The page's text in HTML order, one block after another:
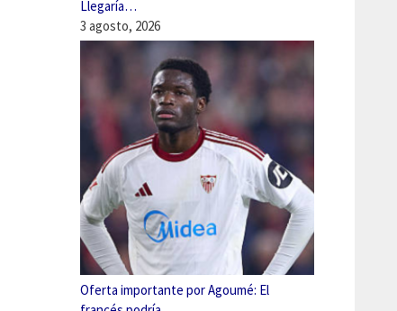
Llegaría…
3 agosto, 2026
Oferta importante por Agoumé: El